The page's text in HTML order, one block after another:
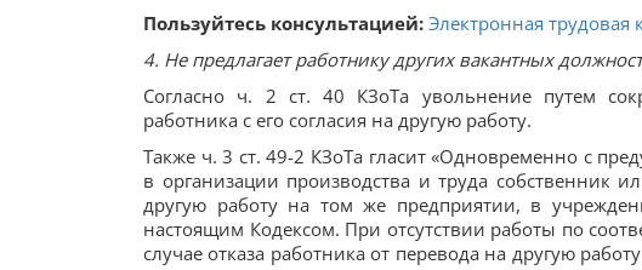
Пользуйтесь консультацией: Электронная
4. Не предлагает работнику других вакантных
Согласно ч. 2 ст. 40 КЗоТа увольнение путем
работника с его согласия на другую работу.
Также ч. 3 ст. 49-2 КЗоТа гласит «Одновременно с
в организации производства и труда собственник
другую работу на том же предприятии, в
настоящим Кодексом. При отсутствии работы по
случае отказа работника от перевода на другую